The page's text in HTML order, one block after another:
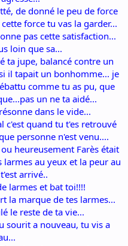
de donné le peu de force
force tu vas la garder...
pas cette satisfaction...
loin que sa...
ta jupe, balancé contre un
il tapait un bonhomme... je
comme tu as pu, que
un ne ta aidé...
dans le vide...
c'est quand tu t'es retrouvé
personne n'est venu....
heureusement Farès était
au yeux et la peur au
arrivé..
larmes et bat toi!!!!
la marque de tes larmes...
le reste de ta vie...
sourit a nouveau, tu vis a